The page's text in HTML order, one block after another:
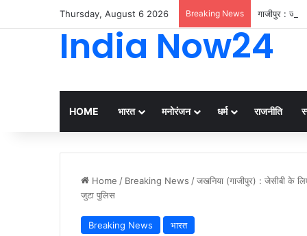
Thursday, August 6 2026 Breaking News गाजीपुर :
India Now24
HOME भारत मनोरंजन धर्म राजनीति
Home / Breaking News /जखनिया (गाजीपुर) : जेसीबी के
जुटा पुलिस
Breaking News भारत